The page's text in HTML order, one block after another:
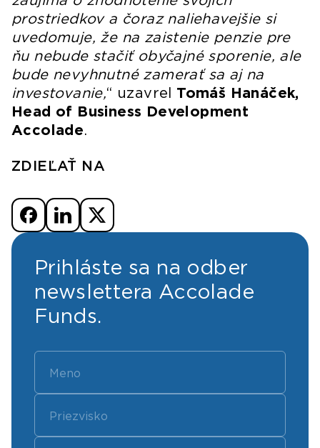
prostriedkov a čoraz naliehavejšie si
uvedomuje, že na zaistenie penzie pre
ňu nebude stačiť obyčajné sporenie, ale
bude nevyhnutné zamerať sa aj na
investovanie,“ uzavrel Tomáš Hanáček,
Head of Business Development
Accolade.
Prihláste sa na odber
newslettera Accolade
Funds.
ZDIEĽAŤ NA